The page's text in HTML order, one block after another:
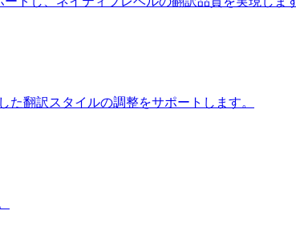
翻訳スタイルの調整をサポートします。